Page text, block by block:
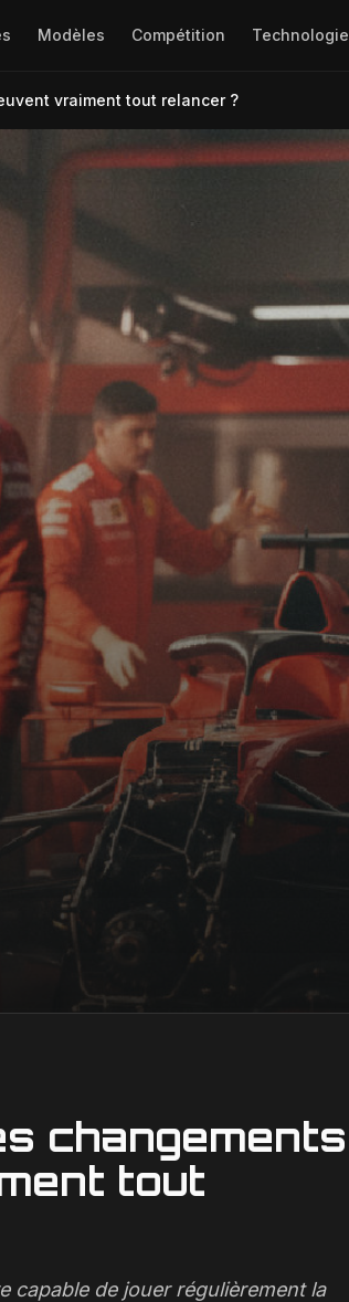
Modèles Compétition Technologie
vraiment tout relancer ?
changements
tout
capable de jouer régulièrement la